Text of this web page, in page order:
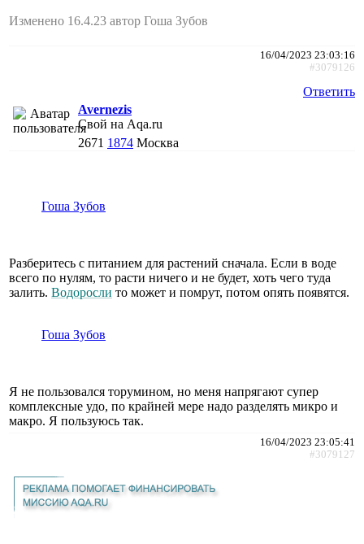
Изменено 16.4.23 автор Гоша Зубов
16/04/2023 23:03:16
#3079126
Ответить
Avernezis
Свой на Aqa.ru
2671 1874 Москва
Гоша Зубов
Разберитесь с питанием для растений сначала. Если в воде
всего по нулям, то расти ничего и не будет, хоть чего туда
залить. Водоросли то может и помрут, потом опять появятся.
Гоша Зубов
Я не пользовался торумином, но меня напрягают супер
комплексные удо, по крайней мере надо разделять микро и
макро. Я пользуюсь так.
16/04/2023 23:05:41
#3079127